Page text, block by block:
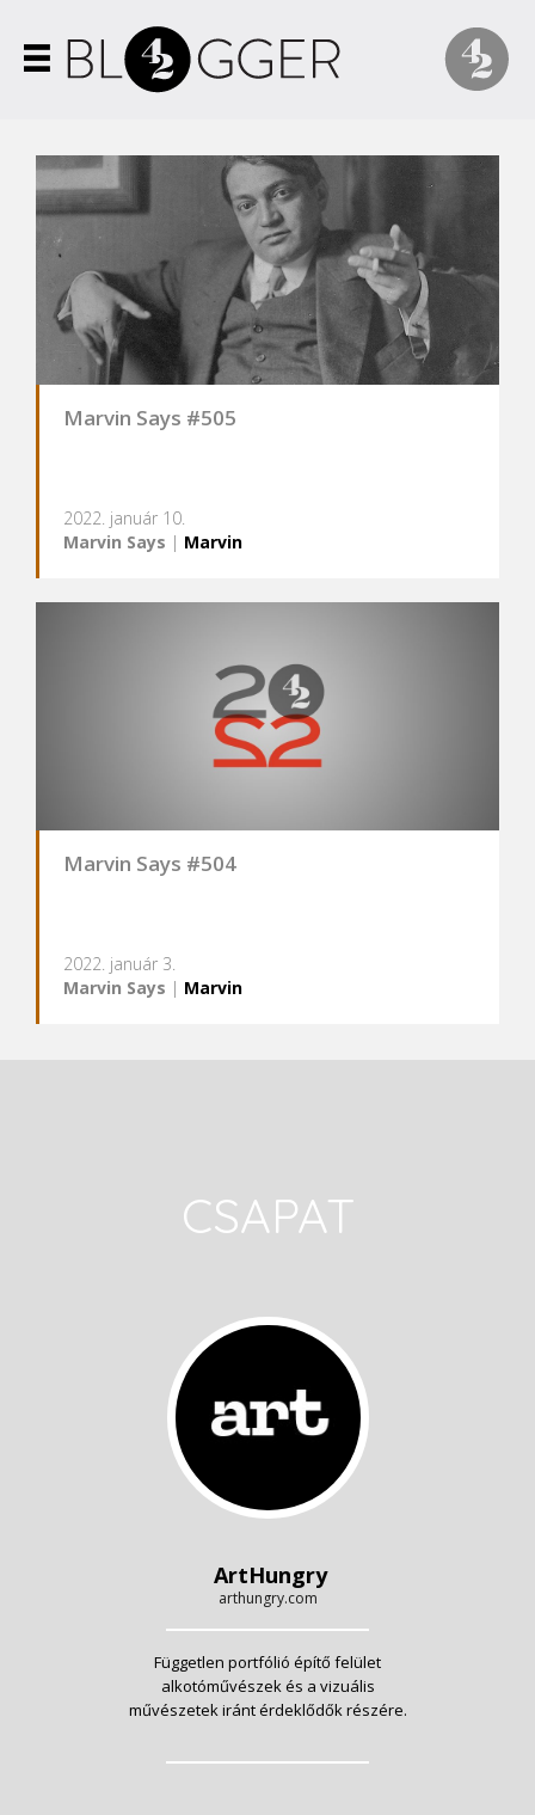
Marvin Says #505
2022. január 10.
Marvin Says | Marvin
Marvin Says #504
2022. január 3.
Marvin Says | Marvin
CSAPAT
ArtHungry
arthungry.com
Független portfólió építő felület
alkotóművészek és a vizuális
művészetek iránt érdeklődők részére.